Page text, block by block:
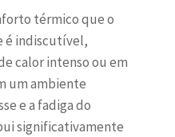
térmico que o
é indiscutível,
calor intenso ou em
um ambiente
e a fadiga do
significativamente